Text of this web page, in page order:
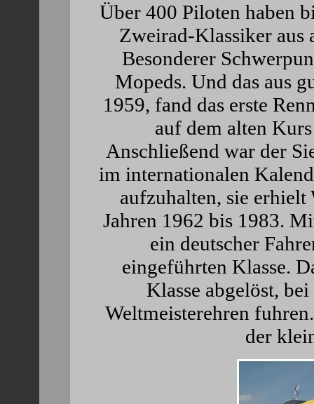
Über 400 Piloten haben
Zweirad-Klassiker aus
Besonderer
Mopeds. Und das aus
1959, fand das erste
auf dem alten
Anschließend war der
im internationalen
aufzuhalten, sie erhielt
Jahren 1962 bis 1983.
ein deutscher
eingeführten Klasse.
Klasse abgelöst,
Weltmeisterehren
der